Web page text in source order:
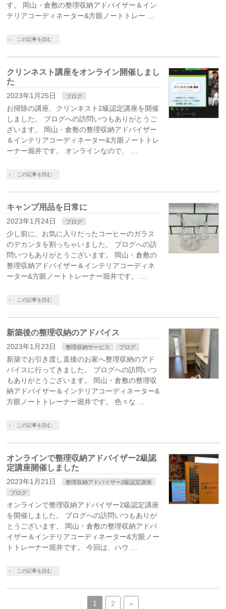
す。 岡山・倉敷の整理収納アドバイザー＆イン
テリアコーディネーター&方眼ノートトレー …
この記事を読む
クリンネスト講座をオンライン開催しまし
た
2023年1月25日 ブログ
お掃除の講座、クリンネスト2級認定講座を開催
しました。 ブログへの訪問いつもありがとうご
ざいます。 岡山・倉敷の整理収納アドバイザー
＆インテリアコーディネーター&方眼ノートトレ
ーナー堀井です。 オンラインなので、 …
この記事を読む
キャンプ用品を日常に
2023年1月24日 ブログ
少し前に、お気に入りだったコーヒーのガラス
のデカンタを割っちゃいました。 ブログへの訪
問いつもありがとうございます。 岡山・倉敷の
整理収納アドバイザー＆インテリアコーディネ
ーター&方眼ノートトレーナー堀井です。 …
この記事を読む
新築後の整理収納のアドバイス
2023年1月23日 整理収納サービス ブログ
新築でお引き渡し直後のお家へ整理収納のアド
バイスに行ってきました。 ブログへの訪問いつ
もありがとうございます。 岡山・倉敷の整理収
納アドバイザー＆インテリアコーディネーター&
方眼ノートトレーナー堀井です。 色々な …
この記事を読む
オンラインで整理収納アドバイザー2級認
定講座開催しました
2023年1月21日
整理収納アドバイザー2級認定講座
ブログ
オンラインで整理収納アドバイザー2級認定講座
を開催しました。 ブログへの訪問いつもありが
とうございます。 岡山・倉敷の整理収納アドバ
イザー＆インテリアコーディネーター&方眼ノー
トトレーナー堀井です。 今回は、ハウ …
この記事を読む
1 2 »